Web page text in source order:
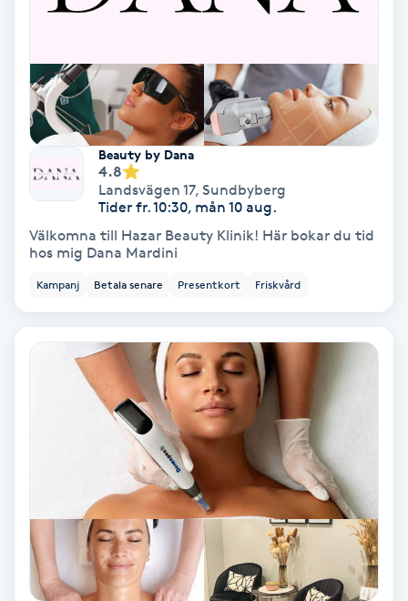
Föning
Gel naglar
Gelenaglar
Gellack
Gravidmassage
Gua Sha-massage
Hatha Yoga
Beauty by Dana
4.8
Landsvägen 17, Sundbyberg
Tider fr. 10:30, mån 10 aug.
Välkomna till Hazar Beauty Klinik! Här bokar du tid
hos mig Dana Mardini
Kampanj Betala senare Presentkort Friskvård